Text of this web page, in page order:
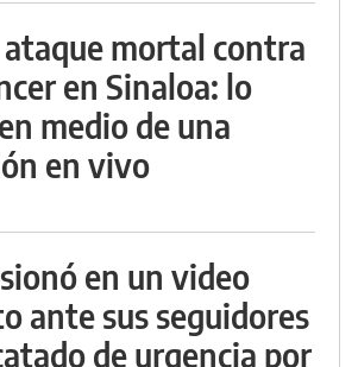
mortal contra
en Sinaloa: lo
medio de una
en vivo
en un video
ante sus seguidores
de urgencia por